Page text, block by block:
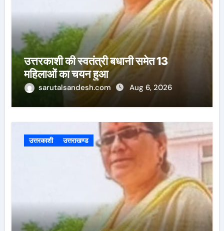
उत्तरकाशी की स्वतंत्री बधानी समेत 13
महिलाओं का चयन हुआ
sarutalsandesh.com Aug 6, 2026
उत्तरकाशी उत्तराखण्ड